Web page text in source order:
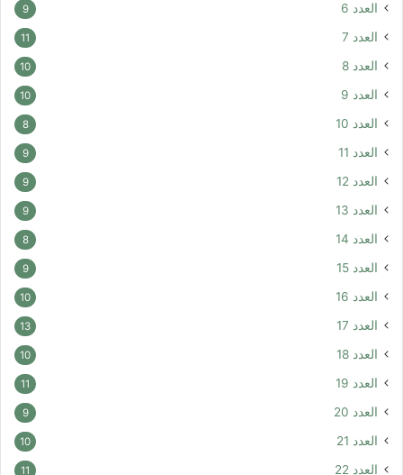
العدد 6 9
العدد 7 11
العدد 8 10
العدد 9 10
العدد 10 8
العدد 11 9
العدد 12 9
العدد 13 9
العدد 14 8
العدد 15 9
العدد 16 10
العدد 17 13
العدد 18 10
العدد 19 11
العدد 20 9
العدد 21 10
العدد 22 11